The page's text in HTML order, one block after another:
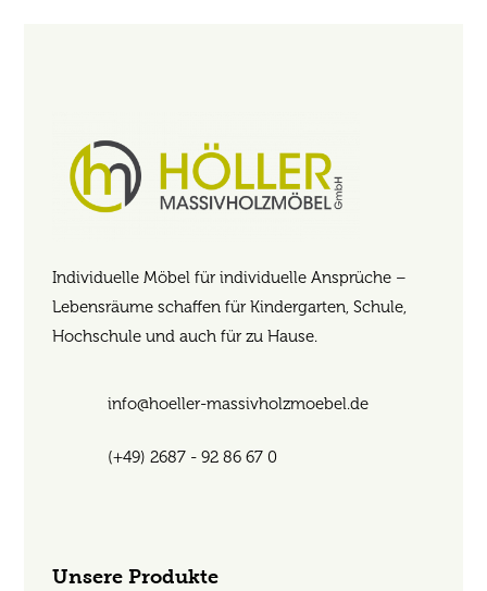
Individuelle Möbel für individuelle Ansprüche –
Lebensräume schaffen für Kindergarten, Schule,
Hochschule und auch für zu Hause.
info@hoeller-massivholzmoebel.de
(+49) 2687 - 92 86 67 0
Unsere Produkte